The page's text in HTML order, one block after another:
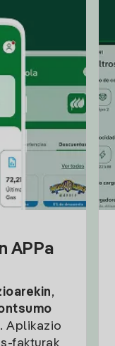
APPa
,
Aplikazio
fakturak